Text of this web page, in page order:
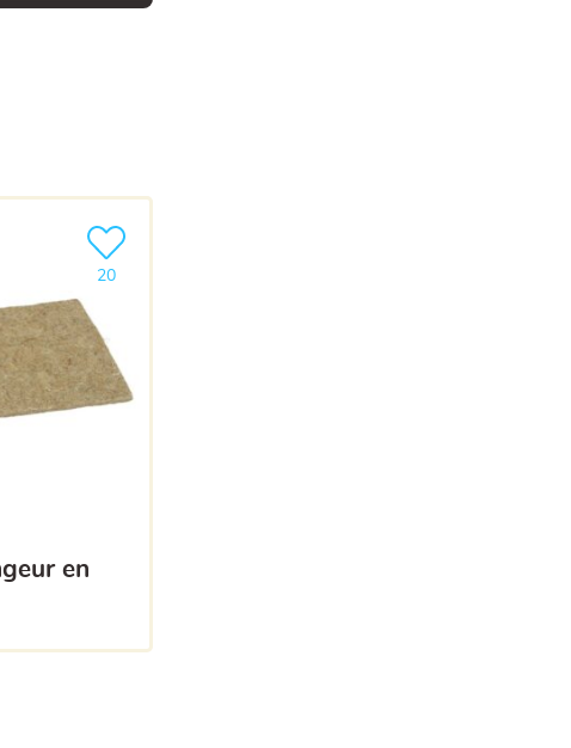
20
Ajouter le produit à ma liste